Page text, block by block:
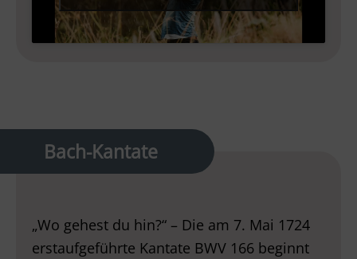
Bach-Kantate
„Wo gehest du hin?“ – Die am 7. Mai 1724
erstaufgeführte Kantate BWV 166 beginnt